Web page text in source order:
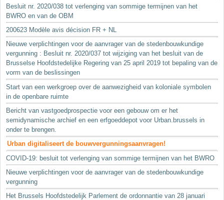
Besluit nr. 2020/038 tot verlenging van sommige termijnen van het
BWRO en van de OBM
200623 Modèle avis décision FR + NL
Nieuwe verplichtingen voor de aanvrager van de stedenbouwkundige
vergunning : Besluit nr. 2020/037 tot wijziging van het besluit van de
Brusselse Hoofdstedelijke Regering van 25 april 2019 tot bepaling van de
vorm van de beslissingen
Start van een werkgroep over de aanwezigheid van koloniale symbolen
in de openbare ruimte
Bericht van vastgoedprospectie voor een gebouw om er het
semidynamische archief en een erfgoeddepot voor Urban.brussels in
onder te brengen.
Urban digitaliseert de bouwvergunningsaanvragen!
COVID-19: besluit tot verlenging van sommige termijnen van het BWRO
Nieuwe verplichtingen voor de aanvrager van de stedenbouwkundige
vergunning
Het Brussels Hoofdstedelijk Parlement de ordonnantie van 28 januari